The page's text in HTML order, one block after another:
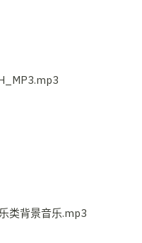
类背景音乐.mp3